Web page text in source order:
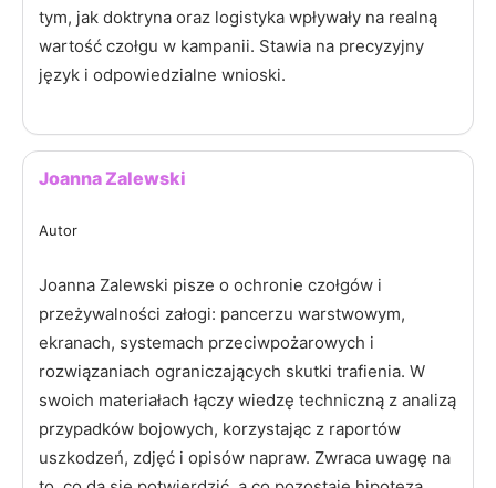
tym, jak doktryna oraz logistyka wpływały na realną
wartość czołgu w kampanii. Stawia na precyzyjny
język i odpowiedzialne wnioski.
Joanna Zalewski
Autor
Joanna Zalewski pisze o ochronie czołgów i
przeżywalności załogi: pancerzu warstwowym,
ekranach, systemach przeciwpożarowych i
rozwiązaniach ograniczających skutki trafienia. W
swoich materiałach łączy wiedzę techniczną z analizą
przypadków bojowych, korzystając z raportów
uszkodzeń, zdjęć i opisów napraw. Zwraca uwagę na